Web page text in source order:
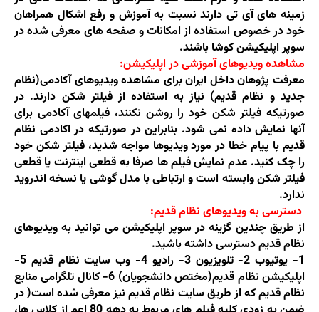
زمینه های آی تی دارند نسبت به آموزش و رفع اشکال همراهان
خود در خصوص استفاده از امکانات و صفحه های معرفی شده در
سوپر اپلیکیشن کوشا باشند.
مشاهده ویدیوهای آموزشی در اپلیکیشن:
معرفت پژوهان داخل ایران برای مشاهده ویدیوهای آکادمی(نظام
جدید و نظام قدیم) نیاز به استفاده از فیلتر شکن دارند. در
صورتیکه فیلتر شکن خود را روشن نکنند، فیلمهای آکادمی برای
آنها نمایش داده نمی شود. بنابراین در صورتیکه در اکادمی نظام
قدیم با پیام خطا در مورد ویدیوها مواجه شدید، فیلتر شکن خود
را چک کنید. عدم نمایش فیلم ها صرفا به قطعی اینترنت یا قطعی
فیلتر شکن وابسته است و ارتباطی با مدل گوشی یا نسخه اندروید
ندارد.
دسترسی به ویدیوهای نظام قدیم:
از طریق چندین گزینه در سوپر اپلیکیشن می توانید به ویدیوهای
نظام قدیم دسترسی داشته باشید.
1- یوتیوب 2- تلویزیون 3- رادیو 4- وب سایت نظام قدیم 5-
اپلیکیشن نظام قدیم(مختص دانشجویان) 6- کانال تلگرامی منابع
نظام قدیم که از طریق سایت نظام قدیم نیز معرفی شده است( در